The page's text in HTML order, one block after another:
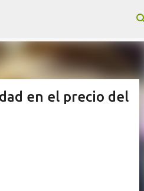
principal
en el precio del